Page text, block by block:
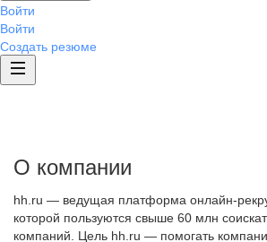
Войти
Войти
Создать резюме
О компании
hh.ru — ведущая платформа онлайн-
которой пользуются свыше 60 млн
компаний. Цель hh.ru — помогать